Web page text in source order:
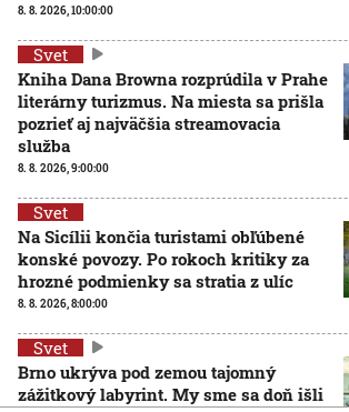
8. 8. 2026, 10:00:00
Svet
Kniha Dana Browna rozprúdila v Prahe
literárny turizmus. Na miesta sa prišla
pozrieť aj najväčšia streamovacia
služba
8. 8. 2026, 9:00:00
Svet
Na Sicílii končia turistami obľúbené
konské povozy. Po rokoch kritiky za
hrozné podmienky sa stratia z ulíc
8. 8. 2026, 8:00:00
Svet
Brno ukrýva pod zemou tajomný
zážitkový labyrint. My sme sa doň išli